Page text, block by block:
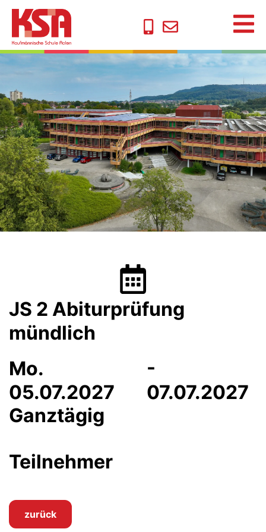
JS 2 Abiturprüfung
mündlich
Mo.
05.07.2027
-
07.07.2027
Ganztägig
Teilnehmer
zurück